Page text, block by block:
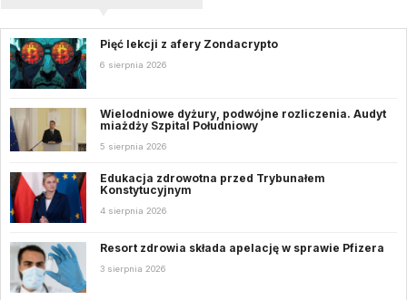
Pięć lekcji z afery Zondacrypto
6 sierpnia 2026
Wielodniowe dyżury, podwójne rozliczenia. Audyt
miażdży Szpital Południowy
5 sierpnia 2026
Edukacja zdrowotna przed Trybunałem
Konstytucyjnym
4 sierpnia 2026
Resort zdrowia składa apelację w sprawie Pfizera
3 sierpnia 2026